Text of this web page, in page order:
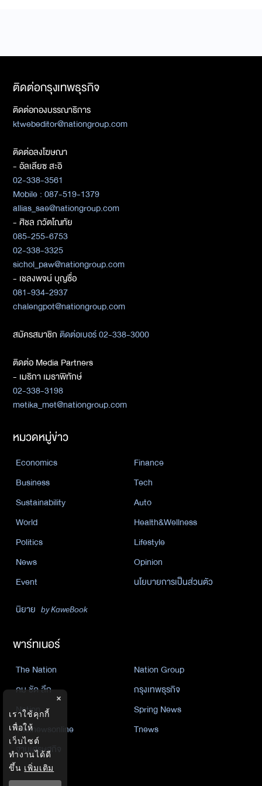
ติดต่อกรุงเทพธุรกิจ
ติดต่อกองบรรณาธิการ
ktwebeditor@nationgroup.com
ติดต่อลงโฆษณา
- อัลเลียซ สะอิ
02-338-3561
Mobile : 087-519-1379
allias_sae@nationgroup.com
- ศิชล ภวัตโณทัย
085-255-6753
02-338-3325
sichol_paw@nationgroup.com
- เชลงพจน์ บุญซื่อ
081-934-2937
chalengpot@nationgroup.com
สมัครสมาชิกติดต่อเบอร์ 02-338-3000
ติดต่อ Media Partners
- เมธิกา เมธาพิทักษ์
02-338-3198
metika_met@nationgroup.com
หมวดหมู่ข่าว
Economics
Finance
Business
Tech
Sustainability
Auto
World
Health&Wellness
Politics
Lifestyle
News
Opinion
Event
นโยบายการเป็นส่วนตัว
นิยาย by KaweBook
พาร์ทเนอร์
The Nation
Nation Group
คม ชัด ลึก
กรุงเทพธุรกิจ
Nation
Spring News
Thainewsonline
Tnews
ฐานเศรษฐกิจ
×
เราใช้คุกกี้
เพื่อให้
เว็บไซต์
ทำงานได้ดี
ขึ้น เพิ่มเติม